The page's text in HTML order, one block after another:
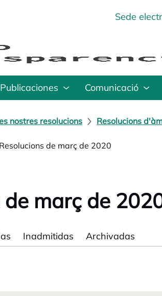
Sede
Publicaciones Comunicació
nostres resolucions Resolucions
Resolucions de març de 2020
de març de
Inadmitidas Archivadas